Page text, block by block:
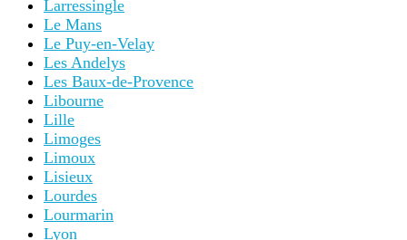
Larressingle
Le Mans
Le Puy-en-Velay
Les Andelys
Les Baux-de-Provence
Libourne
Lille
Limoges
Limoux
Lisieux
Lourdes
Lourmarin
Lyon